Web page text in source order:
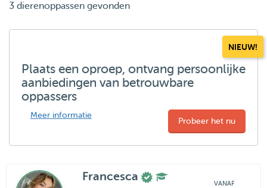
3 dierenoppassen gevonden
NIEUW!
Plaats een oproep, ontvang persoonlijke
aanbiedingen van betrouwbare
oppassers
Meer informatie
Probeer het nu
Francesca
VANAF